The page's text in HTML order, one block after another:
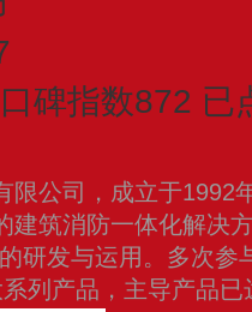
口碑指数872 已
限公司，成立于1992
建筑消防一体化解决
研发与运用。多次
列产品，主导产品